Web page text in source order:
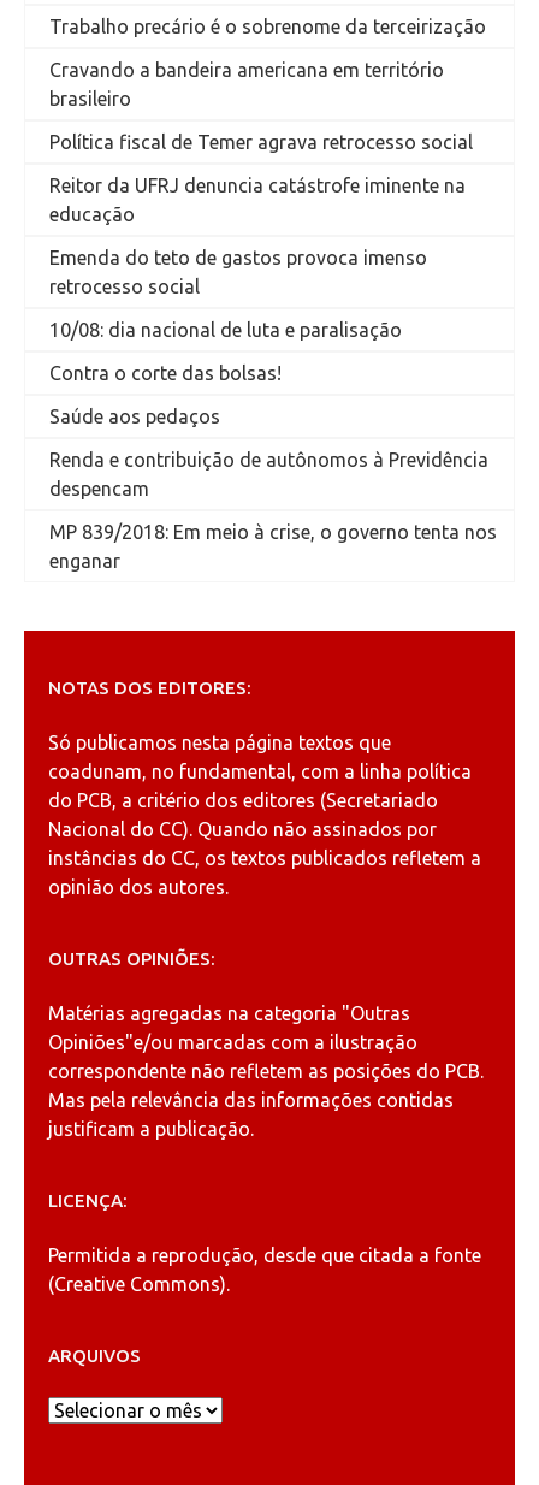
Trabalho precário é o sobrenome da terceirização
Cravando a bandeira americana em território
brasileiro
Política fiscal de Temer agrava retrocesso social
Reitor da UFRJ denuncia catástrofe iminente na
educação
Emenda do teto de gastos provoca imenso
retrocesso social
10/08: dia nacional de luta e paralisação
Contra o corte das bolsas!
Saúde aos pedaços
Renda e contribuição de autônomos à Previdência
despencam
MP 839/2018: Em meio à crise, o governo tenta nos
enganar
NOTAS DOS EDITORES:
Só publicamos nesta página textos que
coadunam, no fundamental, com a linha política
do PCB, a critério dos editores (Secretariado
Nacional do CC). Quando não assinados por
instâncias do CC, os textos publicados refletem a
opinião dos autores.
OUTRAS OPINIÕES:
Matérias agregadas na categoria "Outras
Opiniões"e/ou marcadas com a ilustração
correspondente não refletem as posições do PCB.
Mas pela relevância das informações contidas
justificam a publicação.
LICENÇA:
Permitida a reprodução, desde que citada a fonte
(Creative Commons).
ARQUIVOS
Arquivos